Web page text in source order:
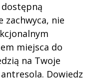
zachwyca, nie
miejsca do
na Twoje
Dowiedz